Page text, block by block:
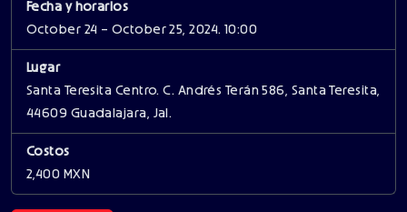
Fecha y horarios
October 24 – October 25, 2024. 10:00
Lugar
Santa Teresita Centro. C. Andrés Terán 586, Santa Teresita,
44609 Guadalajara, Jal.
Costos
2,400 MXN